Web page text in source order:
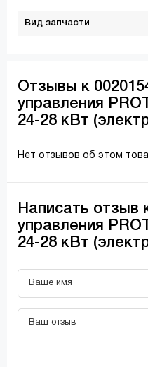
Вид запчасти
Отзывы к
управления
24-28 кВт
Нет отзывов об этом
Написать отзыв
управления
24-28 кВт